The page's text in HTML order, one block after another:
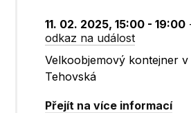
11. 02. 2025, 15:00 - 19:00
odkaz na událost
Velkoobjemový kontejner
Tehovská
Přejít na více informací